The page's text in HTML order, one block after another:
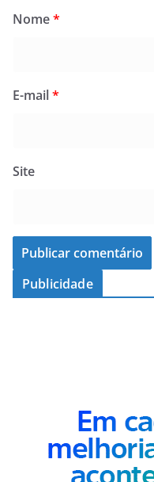
Nome*
E-mail*
Site
Publicidade